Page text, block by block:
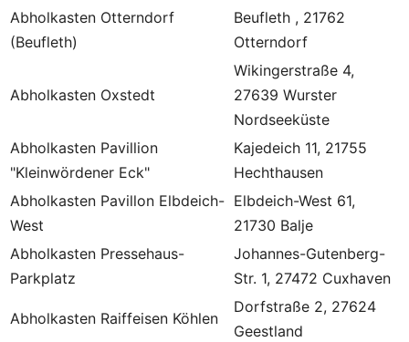
Abholkasten Otterndorf
(Beufleth)
Beufleth , 21762
Otterndorf
Abholkasten Oxstedt
Wikingerstraße 4,
27639 Wurster
Nordseeküste
Abholkasten Pavillion
"Kleinwördener Eck"
Kajedeich 11, 21755
Hechthausen
Abholkasten Pavillon Elbdeich-
West
Elbdeich-West 61,
21730 Balje
Abholkasten Pressehaus-
Parkplatz
Johannes-Gutenberg-
Str. 1, 27472 Cuxhaven
Abholkasten Raiffeisen Köhlen
Dorfstraße 2, 27624
Geestland